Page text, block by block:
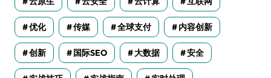
优化 传媒 全球支付 内容创新
创新 国际SEO 大数据 安全